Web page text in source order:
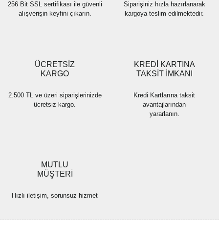
256 Bit SSL sertifikası ile güvenli
alışverişin keyfini çıkarın.
Siparişiniz hızla hazırlanarak
kargoya teslim edilmektedir.
ÜCRETSİZ
KARGO
2.500 TL ve üzeri siparişlerinizde
ücretsiz kargo.
KREDİ KARTINA
TAKSİT İMKANI
Kredi Kartlarına taksit
avantajlarından
yararlanın.
MUTLU
MÜŞTERİ
Hızlı iletişim, sorunsuz hizmet